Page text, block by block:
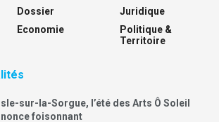
Dossier
Economie
Juridique
Politique &
Territoire
sur-la-Sorgue, l’été des Arts Ô Soleil
foisonnant